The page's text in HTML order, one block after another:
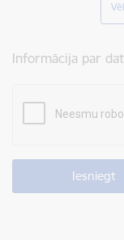
Informācija par